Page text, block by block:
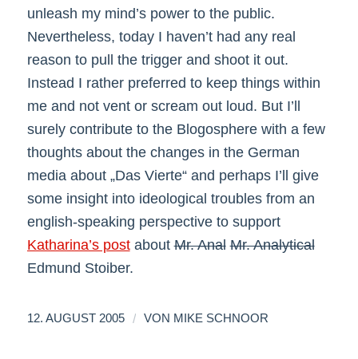
unleash my mind’s power to the public.
Nevertheless, today I haven’t had any real
reason to pull the trigger and shoot it out.
Instead I rather preferred to keep things within
me and not vent or scream out loud. But I’ll
surely contribute to the Blogosphere with a few
thoughts about the changes in the German
media about „Das Vierte“ and perhaps I’ll give
some insight into ideological troubles from an
english-speaking perspective to support
Katharina’s postaboutMr. Anal Mr. Analytical
Edmund Stoiber.
12. AUGUST 2005 / VON MIKE SCHNOOR